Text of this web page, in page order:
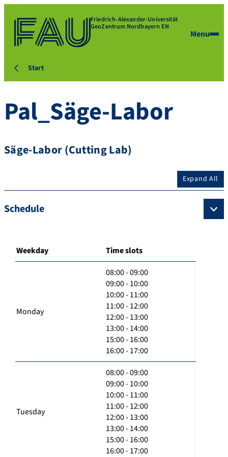
Friedrich-Alexander-Universität
GeoZentrum Nordbayern EN
Menu
Start
Pal_Säge-Labor
Säge-Labor (Cutting Lab)
Expand All
Schedule
Weekday Time slots
Monday
08:00 - 09:00
09:00 - 10:00
10:00 - 11:00
11:00 - 12:00
12:00 - 13:00
13:00 - 14:00
15:00 - 16:00
16:00 - 17:00
Tuesday
08:00 - 09:00
09:00 - 10:00
10:00 - 11:00
11:00 - 12:00
12:00 - 13:00
13:00 - 14:00
15:00 - 16:00
16:00 - 17:00